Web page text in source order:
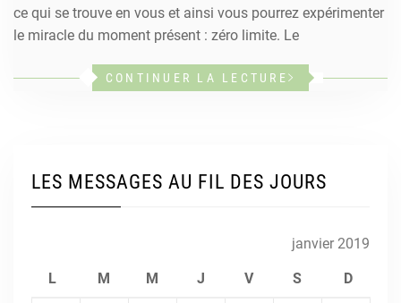
ce qui se trouve en vous et ainsi vous pourrez expérimenter
le miracle du moment présent : zéro limite. Le
CONTINUER LA LECTURE
LES MESSAGES AU FIL DES JOURS
janvier 2019
L M M J V S D